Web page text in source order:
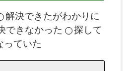
解決できたがわかりに
できなかった
探して
っていた